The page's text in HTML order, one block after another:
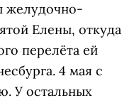
желудочно-
Елены, откуда
перелёта ей
4 мая с
У остальных